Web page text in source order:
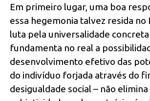
Em primeiro lugar, uma boa
essa hegemonia talvez resida no
luta pela universalidade
fundamenta no real a
desenvolvimento efetivo das
do indivíduo forjada através do
desigualdade social – não elimina